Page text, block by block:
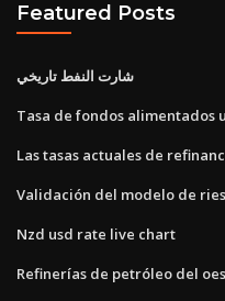
Featured Posts
شارت النفط تاريخي
Tasa de fondos alimentados
Las tasas actuales de
Validación del modelo de
Nzd usd rate live chart
Refinerías de petróleo del